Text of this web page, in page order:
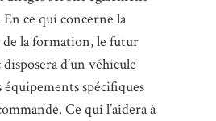
ce qui concerne la
la formation, le futur
d’un véhicule
équipements spécifiques
Ce qui l’aidera à